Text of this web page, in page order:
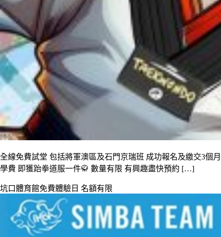
全線免費試堂 包括將軍澳區及石門京瑞班 成功報名及繳交3個月
學費 即獲跆拳道服一件🥋 數量有限 有興趣盡快預約 […]
坑口體育館免費體驗日 名額有限